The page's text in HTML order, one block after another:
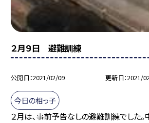
２月９日 避難訓練
公開日 2021/02/09 更新日 2021/
今日の相っ子
２月は、事前予告なしの避難訓練でした。